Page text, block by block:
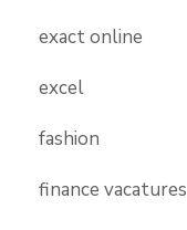
exact online
excel
fashion
finance vacatures